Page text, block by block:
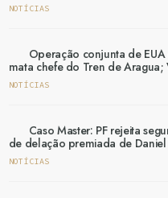
NOTÍCIAS
Operação conjunta de EUA
mata chefe do Tren de Aragua;
NOTÍCIAS
Caso Master: PF rejeita
de delação premiada de
NOTÍCIAS